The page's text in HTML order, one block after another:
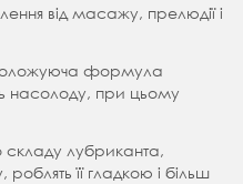
від масажу, прелюдії і
формула
насолоду, при цьому
складу лубриканта,
її гладкою і більш